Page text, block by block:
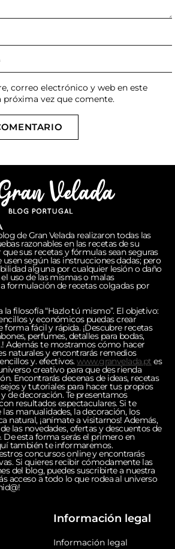
correo electrónico y web en este
próxima vez que comente.
de Gran Velada realizaron todas las
razonables en las recetas de su
sus recetas y fórmulas sean seguras
según las instrucciones dadas; pero
alguna por cualquier lesión o daño
uso de las mismas o malas
formulación de recetas colgadas por
filosofía “Hazlo tú mismo”. El objetivo:
y económicos puedas crear
forma fácil y rápida. ¡Descubre recetas
perfumes, detalles para bodas,
Además te mostramos cómo hacer
naturales y encontrarás remedios
y. efectivos.www.granvelada.pt es
creativo para que des rienda
Encontrarás decenas de ideas, recetas
y tutoriales para hacer tus propios
de decoración. Te presentamos
resultados espectaculares. Si te
manualidades, la decoración, los
natural, ¡anímate a visitarnos! Además,
las novedades, ofertas y descuentos de
De esta forma serás el primero en
también te informaremos.
concursos online y encontrarás
Si quieres recibir cómodamente las
del blog, puedes suscribirte a nuestra
acceso a todo lo que rodea al universo
Información legal
Información legal